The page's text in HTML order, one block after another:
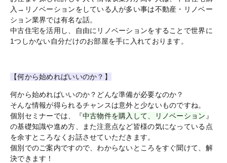
入→リノベーションをしている人が多い事は不動産・リノベー
ション業界では有名な話。
中古住宅を活用し、自由にリノベーションをすることで世界に
1つしかない自分だけのお部屋を手に入れております。
【何から始めればいいのか？】
何から始めればいいのか？どんな準備が必要なのか？
そんな情報が得られるチャンスは意外と少ないものですね。
個別セミナーでは、『中古物件を購入して、リノベーション 』
の基礎知識や進め方、また注意点など皆様の気になっている点
を余すところなくお話させていただきます。
個別でのご案内ですので、わからないところをすぐ聞けて、解
決できます！